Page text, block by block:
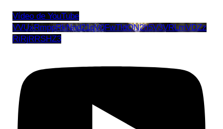
Vídeo de YouTube
VVUxRmppRkNnd21qV0FwTldON2h5V3VRLmVDZz
RiRjRRSHZ3